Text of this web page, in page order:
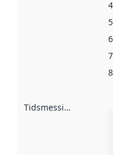
Tidsmessig avgrensning